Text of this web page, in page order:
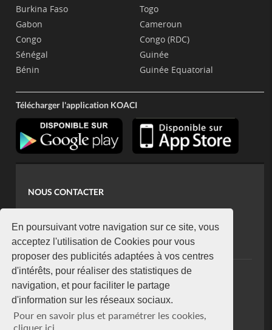
En poursuivant votre navigation sur ce site, vous
acceptez l'utilisation de Cookies pour vous
proposer des publicités adaptées à vos centres
d'intérêts, pour réaliser des statistiques de
navigation, et pour faciliter le partage
d'information sur les réseaux sociaux.
Pour en savoir plus et paramétrer les cookies,
cliquer ici
Burkina Faso
Gabon
Congo
Sénégal
Bénin
Togo
Cameroun
Congo (RDC)
Guinée
Guinée Equatorial
Télécharger l'application KOACI
NOUS CONTACTER
koaci@yahoo.fr
+225 07 08 85 52 93
NEWSLETTER
Restez connecté via notre newsletter
S'abonner
Se désabonner